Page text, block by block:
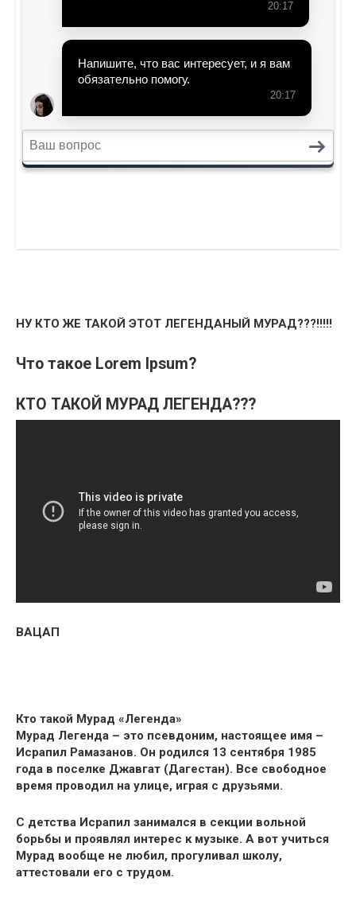
НУ КТО ЖЕ ТАКОЙ ЭТОТ ЛЕГЕНДАНЫЙ МУРАД???!!!!!
Что такое Lorem Ipsum?
КТО ТАКОЙ МУРАД ЛЕГЕНДА???
ВАЦАП
Кто такой Мурад «Легенда»
Мурад Легенда – это псевдоним, настоящее имя –
Исрапил Рамазанов. Он родился 13 сентября 1985
года в поселке Джавгат (Дагестан). Все свободное
время проводил на улице, играя с друзьями.
С детства Исрапил занимался в секции вольной
борьбы и проявлял интерес к музыке. А вот учиться
Мурад вообще не любил, прогуливал школу,
аттестовали его с трудом.